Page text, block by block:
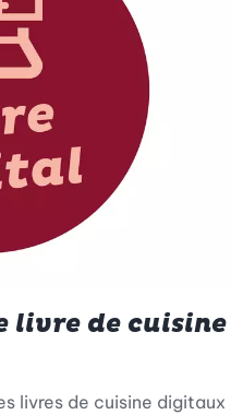
livre de cuisine
livres de cuisine digitaux